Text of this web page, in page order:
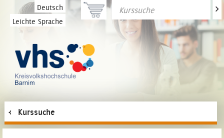
Deutsch
Leichte Sprache
>
Kurssuche